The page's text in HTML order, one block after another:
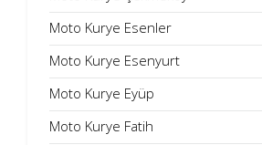
Moto Kurye Esenler
Moto Kurye Esenyurt
Moto Kurye Eyüp
Moto Kurye Fatih